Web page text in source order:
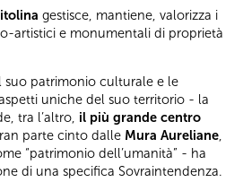
gestisce, mantiene, valorizza i
artistici e monumentali di proprietà
suo patrimonio culturale e le
uniche del suo territorio - la
tra l’altro, il più grande centro
parte cinto dalle Mura Aureliane,
“patrimonio dell’umanità” - ha
di una specifica Sovraintendenza.